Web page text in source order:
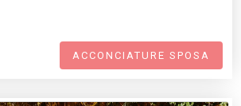
ACCONCIATURE SPOSA